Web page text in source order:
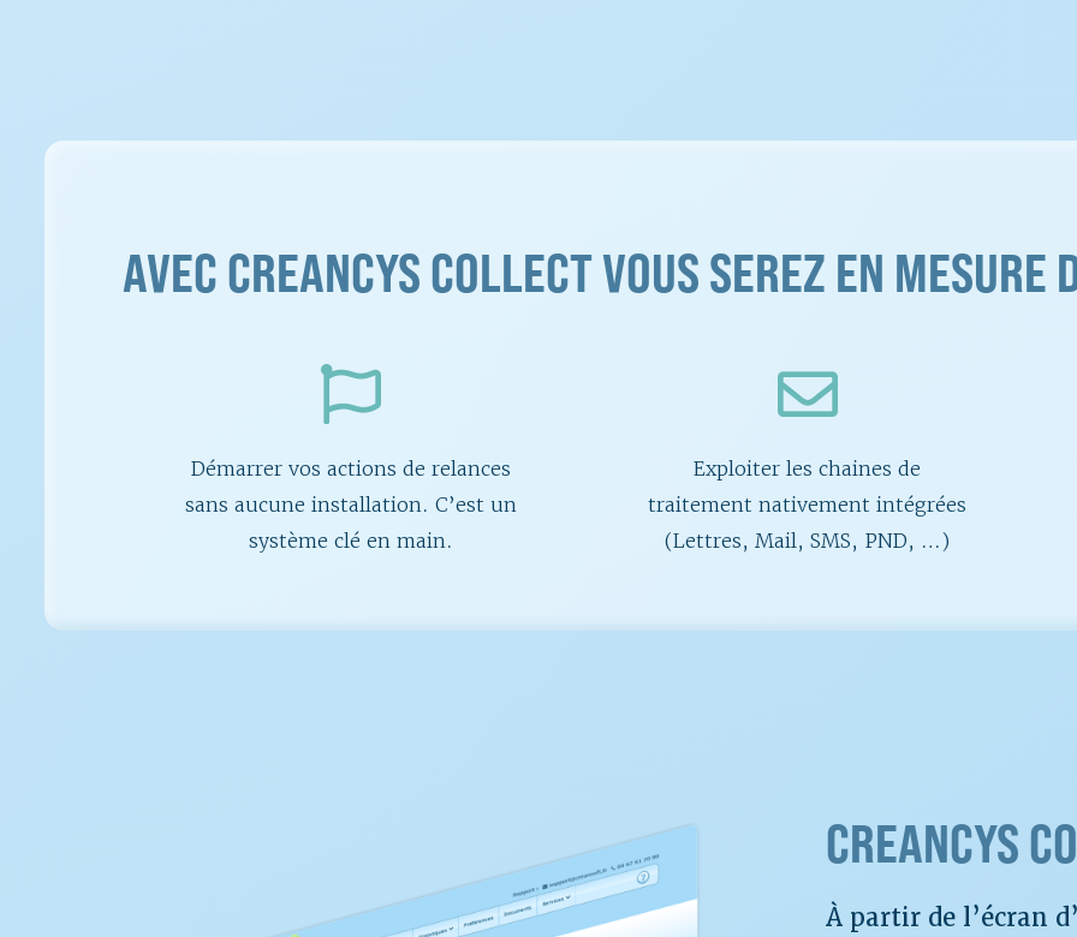
AVEC CREANCYS COLLECT VOUS SEREZ EN MESURE
Démarrer vos actions de relances
sans aucune installation. C’est un
système clé en main.
Exploiter les chaines de
traitement nativement intégrées
(Lettres, Mail, SMS, PND, …)
CREANCYS
À partir de l’écran